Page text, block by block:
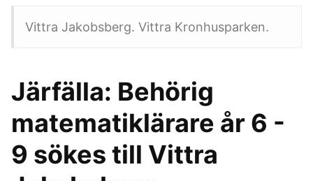
Vittra Jakobsberg. Vittra Kronhusparken.
Järfälla: Behörig
matematiklärare år 6 -
9 sökes till Vittra